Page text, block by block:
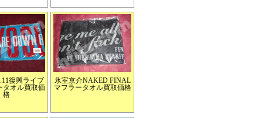
復興ライブ
タオル買取価
格
氷室京介NAKED FINAL
マフラータオル買取価格